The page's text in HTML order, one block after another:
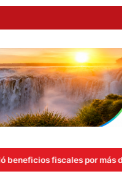
USD 40 millones en el